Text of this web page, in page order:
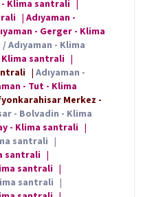
- Klima santrali |
| Adıyaman -
- Gerger - Klima
/ Adıyaman - Klima
Klima santrali |
| Adıyaman -
- Tut - Klima
Merkez -
- Bolvadin - Klima
- Klima santrali |
santrali |
santrali |
santrali |
santrali |